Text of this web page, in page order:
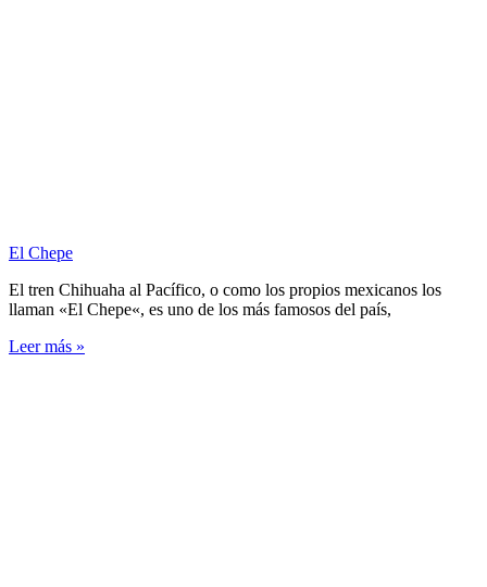
El Chepe
El tren Chihuaha al Pacífico, o como los propios mexicanos los
llaman «El Chepe«, es uno de los más famosos del país,
Leer más »